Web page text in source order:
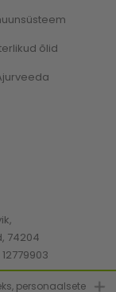
õlid
74204
personaalsete